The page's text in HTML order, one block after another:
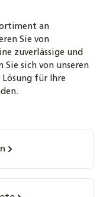
an
Sie von
zuverlässige und
Sie sich von unseren
für Ihre